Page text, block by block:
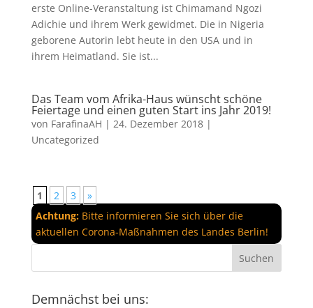
erste Online-Veranstaltung ist Chimamand Ngozi
Adichie und ihrem Werk gewidmet. Die in Nigeria
geborene Autorin lebt heute in den USA und in
ihrem Heimatland. Sie ist...
Das Team vom Afrika-Haus wünscht schöne
Feiertage und einen guten Start ins Jahr 2019!
von FarafinaAH | 24. Dezember 2018|
Uncategorized
1 2 3
»
Achtung:Bitte informieren Sie sich über die
aktuellen Corona-Maßnahmen des Landes Berlin!
Demnächst bei uns: